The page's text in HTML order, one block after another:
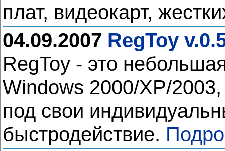
плат, видеокарт,
04.09.2007 RegToy
RegToy - это
Windows 2000/XP/
под свои
быстродействие.